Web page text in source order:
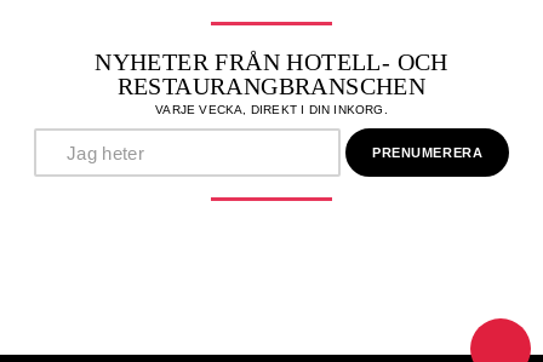
NYHETER FRÅN HOTELL- OCH
RESTAURANGBRANSCHEN
VARJE VECKA, DIREKT I DIN INKORG.